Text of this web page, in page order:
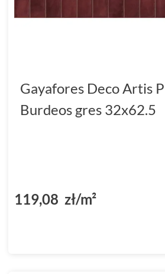
Gayafores Deco Artis
Burdeos gres 32x62.5
119,08 zł/m²